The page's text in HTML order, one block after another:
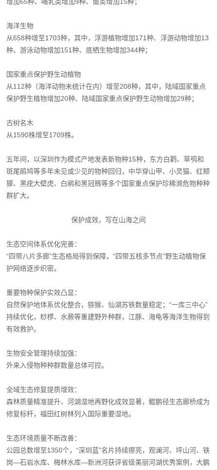
海洋生物
从658种增至1703种，其中，浮游植物增加171种、浮游动物增加13
种、游泳动物增加151种、底栖生物增加344种；
国家重点保护野生动植物
从112种（海洋动物未统计在内）增至208种，其中，陆域国家重点
保护野生植物增加20种、陆域国家重点保护野生动物增加29种；
古树名木
从1590株增至1709株。
五年间，以深圳作为模式产地发表新物种15种，东方白鹳、草鸮和
斑尾鹃鸠等多年未见或少见的物种回归，中华穿山甲、小灵猫、红颊
獴、黑疣大壁虎、白鹇和黑冠鳽等多个国家重点保护珍稀濒危物种种
群扩大。
保护成效，写在山海之间
生态空间体系优化完善：
“四带八片多廊”生态格局得到保障，“四带五核多节点”野生动植物保
护网络逐步织密。
重要物种保护实效凸显：
自然保护地体系优化整合，猕猴、仙湖苏铁数量稳定；“一库三中心”
持续优化，桫椤、水蕨等重建野外种群，江豚、海龟等海洋生物得到
有效救护。
生物安全管理持续加强：
外来入侵物种种群数量总体可控。
全域生态修复提质增效：
森林质量精准提升、河湖湿地再野化成效显著，鲲鹏径生态廊桥成为
修复标杆，福田红树林列入国际重要湿地。
生态环境质量不断改善：
公园总数增至1350个，“深圳蓝”名片持续擦亮，观澜河、坪山河、铁
岗—石岩水库、梅林水库—新洲河获评省级美丽河湖优秀案例，大鹏